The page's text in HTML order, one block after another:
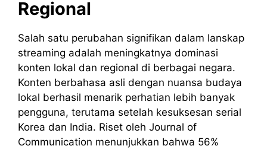
Regional
Salah satu perubahan signifikan dalam lanskap
streaming adalah meningkatnya dominasi
konten lokal dan regional di berbagai negara.
Konten berbahasa asli dengan nuansa budaya
lokal berhasil menarik perhatian lebih banyak
pengguna, terutama setelah kesuksesan serial
Korea dan India. Riset oleh Journal of
Communication menunjukkan bahwa 56%